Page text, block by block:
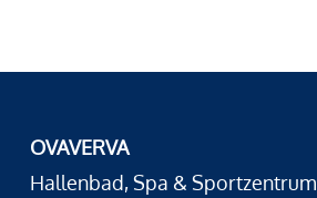
OVAVERVA
Hallenbad, Spa & Sportzentrum